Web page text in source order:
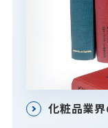
化粧品業